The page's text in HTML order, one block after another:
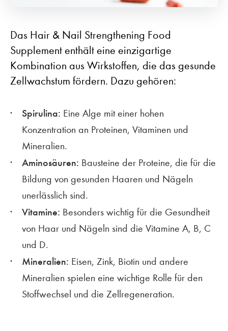
Das Hair & Nail Strengthening Food
Supplement enthält eine einzigartige
Kombination aus Wirkstoffen, die das gesunde
Zellwachstum fördern. Dazu gehören:
Spirulina: Eine Alge mit einer hohen
Konzentration an Proteinen, Vitaminen und
Mineralien.
Aminosäuren: Bausteine der Proteine, die für die
Bildung von gesunden Haaren und Nägeln
unerlässlich sind.
Vitamine: Besonders wichtig für die Gesundheit
von Haar und Nägeln sind die Vitamine A, B, C
und D.
Mineralien: Eisen, Zink, Biotin und andere
Mineralien spielen eine wichtige Rolle für den
Stoffwechsel und die Zellregeneration.